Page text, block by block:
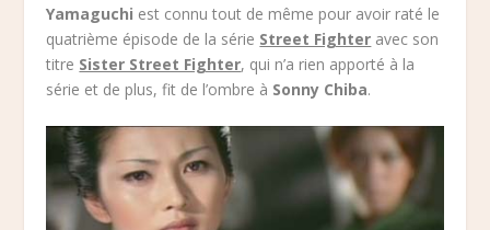
Yamaguchi est connu tout de même pour avoir raté le
quatrième épisode de la série Street Fighter avec son
titre Sister Street Fighter, qui n’a rien apporté à la
série et de plus, fit de l’ombre à Sonny Chiba.